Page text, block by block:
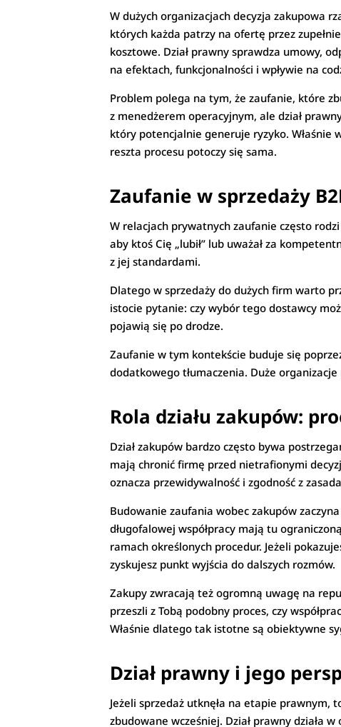
W dużych organizacjach decyzja zakupowa
których każda patrzy na ofertę przez
kosztowe. Dział prawny sprawdza umowy,
na efektach, funkcjonalności i wpływie na
Problem polega na tym, że zaufanie, które
z menedżerem operacyjnym, ale dział
który potencjalnie generuje ryzyko. Właśnie
reszta procesu potoczy się sama.
Zaufanie w sprzedaży
W relacjach prywatnych zaufanie często
aby ktoś Cię „lubił” lub uważał za
z jej standardami.
Dlatego w sprzedaży do dużych firm warto
istocie pytanie: czy wybór tego dostawcy
pojawią się po drodze.
Zaufanie w tym kontekście buduje się
dodatkowego tłumaczenia. Duże
Rola działu zakupów:
Dział zakupów bardzo często bywa
mają chronić firmę przed nietrafionymi
oznacza przewidywalność i zgodność z
Budowanie zaufania wobec zakupów
długofalowej współpracy mają tu
ramach określonych procedur. Jeżeli
zyskujesz punkt wyjścia do dalszych rozmów.
Zakupy zwracają też ogromną uwagę na
przeszli z Tobą podobny proces, czy
Właśnie dlatego tak istotne są obiektywne
Dział prawny i jego
Jeżeli sprzedaż utknęła na etapie prawnym,
zbudowane wcześniej. Dział prawny działa